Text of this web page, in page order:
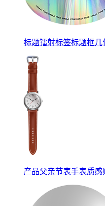
标题镭射标签标题框
产品父亲节表手表质感